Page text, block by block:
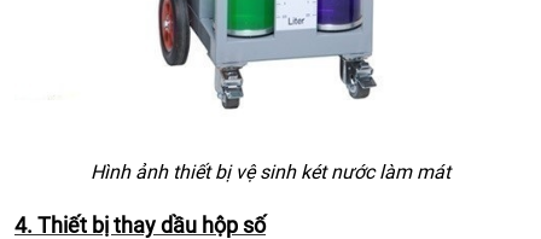
Hình ảnh thiết bị vệ sinh két nước làm mát
4. Thiết bị thay dầu hộp số